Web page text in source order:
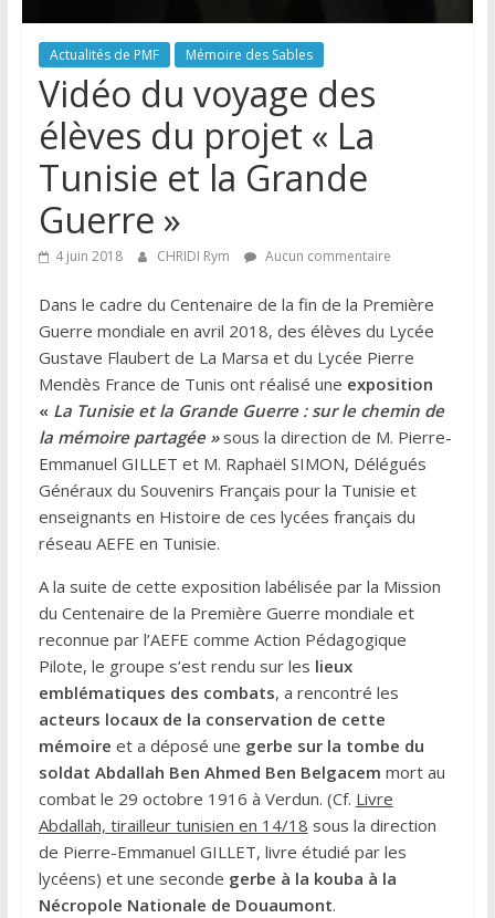
Actualités de PMF Mémoire des Sables
Vidéo du voyage des
élèves du projet « La
Tunisie et la Grande
Guerre »
4 juin 2018 CHRIDI Rym Aucun commentaire
Dans le cadre du Centenaire de la fin de la Première
Guerre mondiale en avril 2018, des élèves du Lycée
Gustave Flaubert de La Marsa et du Lycée Pierre
Mendès France de Tunis ont réalisé une exposition
« La Tunisie et la Grande Guerre : sur le chemin de
la mémoire partagée »sous la direction de M. Pierre-
Emmanuel GILLET et M. Raphaël SIMON, Délégués
Généraux du Souvenirs Français pour la Tunisie et
enseignants en Histoire de ces lycées français du
réseau AEFE en Tunisie.
A la suite de cette exposition labélisée par la Mission
du Centenaire de la Première Guerre mondiale et
reconnue par l’AEFE comme Action Pédagogique
Pilote, le groupe s’est rendu sur les lieux
emblématiques des combats, a rencontré les
acteurs locaux de la conservation de cette
mémoire et a déposé une gerbe sur la tombe du
soldat Abdallah Ben Ahmed Ben Belgacem mort au
combat le 29 octobre 1916 à Verdun. (Cf. Livre
Abdallah, tirailleur tunisien en 14/18 sous la direction
de Pierre-Emmanuel GILLET, livre étudié par les
lycéens) et une seconde gerbe à la kouba à la
Nécropole Nationale de Douaumont.